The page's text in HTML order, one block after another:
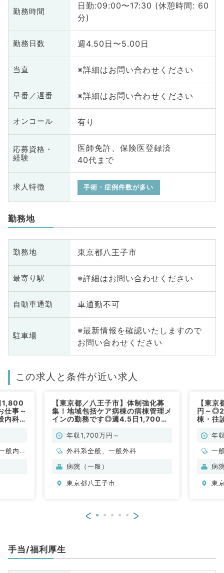
勤務時間
日勤:09:00〜17:30 (休憩時間: 60
分)
勤務日数 週4.50日〜5.00日
当直 ※詳細はお問い合わせください
早番／遅番 ※詳細はお問い合わせください
オンコール 有り
応募資格・
経験
医師免許、保険医登録済
40代まで
求人特徴 手術・症例件数が多い
勤務地
勤務地 東京都八王子市
最寄り駅 ※詳細はお問い合わせください
自動車通勤 車通勤不可
駐車場
※最新情報を確認いたしますので
お問い合わせください
この求人と条件が近い求人
1,800
仕事～
内科／
般内
【東京都／八王子市】体制強化募
集！地域包括ケア病棟の病棟管理メ
インの勤務です◎週4.5日1,700万
任せ◎2次救急病院です★週4日相
フバランス◎（外科／常勤）
年収1,700万円～
外科系全般、一般外科
病院（一般）
東京都八王子市
【東
円～
棟・往
年
一
病
東
< >
手当/福利厚生